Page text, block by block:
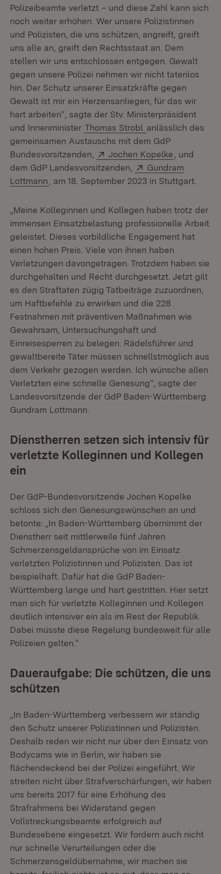
Polizeibeamte verletzt – und diese Zahl kann sich
noch weiter erhöhen. Wer unsere Polizistinnen
und Polizisten, die uns schützen, angreift, greift
uns alle an, greift den Rechtsstaat an. Dem
stellen wir uns entschlossen entgegen. Gewalt
gegen unsere Polizei nehmen wir nicht tatenlos
hin. Der Schutz unserer Einsatzkräfte gegen
Gewalt ist mir ein Herzensanliegen, für das wir
hart arbeiten“, sagte der Stv. Ministerpräsident
und Innenminister Thomas Strobl anlässlich des
gemeinsamen Austauschs mit dem GdP
Bundesvorsitzenden,
Extern:
Jochen Kopelke (Öffnet in
, und
dem GdP Landesvorsitzenden,
Extern:
Gundram
Lottmann (Öffnet in neuem Fenster)
, am 18. September 2023 in Stuttgart.
„Meine Kolleginnen und Kollegen haben trotz der
immensen Einsatzbelastung professionelle Arbeit
geleistet. Dieses vorbildliche Engagement hat
einen hohen Preis. Viele von ihnen haben
Verletzungen davongetragen. Trotzdem haben sie
durchgehalten und Recht durchgesetzt. Jetzt gilt
es den Straftaten zügig Tatbeiträge zuzuordnen,
um Haftbefehle zu erwirken und die 228
Festnahmen mit präventiven Maßnahmen wie
Gewahrsam, Untersuchungshaft und
Einreisesperren zu belegen. Rädelsführer und
gewaltbereite Täter müssen schnellstmöglich aus
dem Verkehr gezogen werden. Ich wünsche allen
Verletzten eine schnelle Genesung“, sagte der
Landesvorsitzende der GdP Baden-Württemberg
Gundram Lottmann.
Dienstherren setzen sich intensiv für
verletzte Kolleginnen und Kollegen
ein
Der GdP-Bundesvorsitzende Jochen Kopelke
schloss sich den Genesungswünschen an und
betonte: „In Baden-Württemberg übernimmt der
Dienstherr seit mittlerweile fünf Jahren
Schmerzensgeldansprüche von im Einsatz
verletzten Polizistinnen und Polizisten. Das ist
beispielhaft. Dafür hat die GdP Baden-
Württemberg lange und hart gestritten. Hier setzt
man sich für verletzte Kolleginnen und Kollegen
deutlich intensiver ein als im Rest der Republik.
Dabei müsste diese Regelung bundesweit für alle
Polizeien gelten.“
Daueraufgabe: Die schützen, die uns
schützen
„In Baden-Württemberg verbessern wir ständig
den Schutz unserer Polizistinnen und Polizisten.
Deshalb reden wir nicht nur über den Einsatz von
Bodycams wie in Berlin, wir haben sie
flächendeckend bei der Polizei eingeführt. Wir
streiten nicht über Strafverschärfungen, wir haben
uns bereits 2017 für eine Erhöhung des
Strafrahmens bei Widerstand gegen
Vollstreckungsbeamte erfolgreich auf
Bundesebene eingesetzt. Wir fordern auch nicht
nur schnelle Verurteilungen oder die
Schmerzensgeldübernahme, wir machen sie